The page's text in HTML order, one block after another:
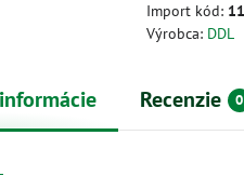
Import kód:
Výrobca: DDL
Recenzie 0